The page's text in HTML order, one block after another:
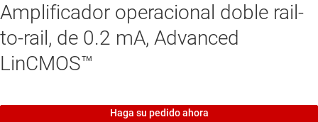
Amplificador operacional doble rail-
to-rail, de 0.2 mA, Advanced
LinCMOS™
Haga su pedido ahora